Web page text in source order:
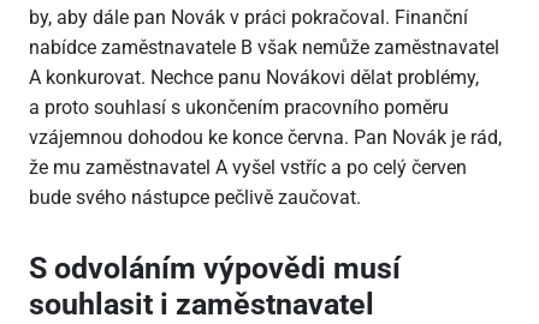
by, aby dále pan Novák v práci pokračoval. Finanční
nabídce zaměstnavatele B však nemůže zaměstnavatel
A konkurovat. Nechce panu Novákovi dělat problémy,
a proto souhlasí s ukončením pracovního poměru
vzájemnou dohodou ke konce června. Pan Novák je rád,
že mu zaměstnavatel A vyšel vstříc a po celý červen
bude svého nástupce pečlivě zaučovat.
S odvoláním výpovědi musí
souhlasit i zaměstnavatel